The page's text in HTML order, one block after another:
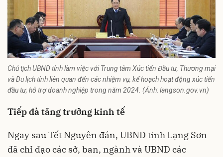
Chủ tịch UBND tỉnh làm việc với Trung tâm Xúc tiến Đầu tư, Thương mại
và Du lịch tỉnh liên quan đến các nhiệm vụ, kế hoạch hoạt động xúc tiến
đầu tư, hỗ trợ doanh nghiệp trong năm 2024. (Ảnh: langson.gov.vn)
Tiếp đà tăng trưởng kinh tế
Ngay sau Tết Nguyên đán, UBND tỉnh Lạng Sơn
đã chỉ đạo các sở, ban, ngành và UBND các